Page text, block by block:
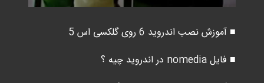
■ آموزش نصب اندروید 6 روی گلکسی اس 5
■ فایل nomedia در اندروید چیه ؟